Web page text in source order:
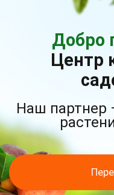
Добро
Центр
Наш партнер